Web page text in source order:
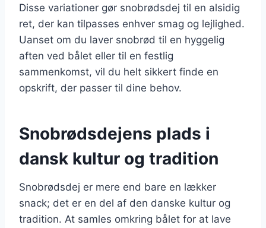
Disse variationer gør snobrødsdej til en alsidig
ret, der kan tilpasses enhver smag og lejlighed.
Uanset om du laver snobrød til en hyggelig
aften ved bålet eller til en festlig
sammenkomst, vil du helt sikkert finde en
opskrift, der passer til dine behov.
Snobrødsdejens plads i
dansk kultur og tradition
Snobrødsdej er mere end bare en lækker
snack; det er en del af den danske kultur og
tradition. At samles omkring bålet for at lave